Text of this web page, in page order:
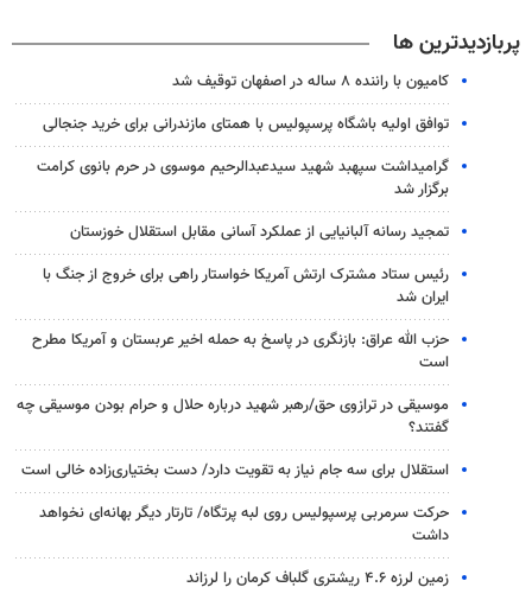
پربازدیدترین ها
کامیون با راننده ۸ ساله در اصفهان توقیف شد
توافق اولیه باشگاه پرسپولیس با همتای مازندرانی برای خرید جنجالی
گرامیداشت سپهبد شهید سیدعبدالرحیم موسوی در حرم بانوی کرامت
برگزار شد
تمجید رسانه آلبانیایی از عملکرد آسانی مقابل استقلال خوزستان
رئیس ستاد مشترک ارتش آمریکا خواستار راهی برای خروج از جنگ با
ایران شد
حزب الله عراق: بازنگری در پاسخ به حمله اخیر عربستان و آمریکا مطرح
است
موسیقی در ترازوی حق/رهبر شهید درباره حلال و حرام بودن موسیقی چه
گفتند؟
استقلال برای سه جام نیاز به تقویت دارد/ دست بختیاری‌زاده خالی است
حرکت سرمربی پرسپولیس روی لبه پرتگاه/ تارتار دیگر بهانه‌ای نخواهد
داشت
زمین لرزه ۴.۶ ریشتری گلباف کرمان را لرزاند